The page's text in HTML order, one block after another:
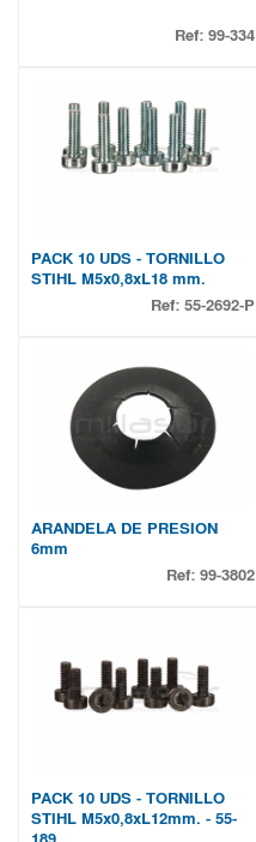
Ref: 99-334
PACK 10 UDS - TORNILLO
STIHL M5x0,8xL18 mm.
Ref: 55-2692-P
ARANDELA DE PRESION
6mm
Ref: 99-3802
PACK 10 UDS - TORNILLO
STIHL M5x0,8xL12mm. - 55-